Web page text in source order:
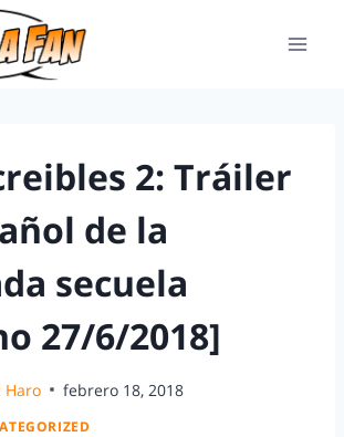
2: Tráiler
de la
secuela
27/6/2018]
Haro febrero 18, 2018